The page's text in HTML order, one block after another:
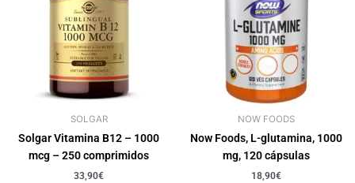
SOLGAR
Solgar Vitamina B12 – 1000
mcg – 250 comprimidos
33,90€
NOW FOODS
Now Foods, L-glutamina, 1000
mg, 120 cápsulas
18,90€